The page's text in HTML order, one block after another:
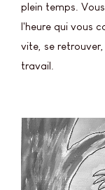
plein temps.
l'heure qui vous
vite, se
travail.